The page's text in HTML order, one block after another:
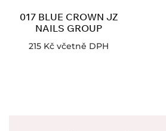
017 BLUE CROWN JZ
NAILS GROUP
215 Kč včetně DPH